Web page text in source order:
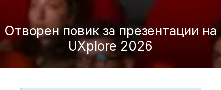
Отворен повик за презентации на
UXplore 2026